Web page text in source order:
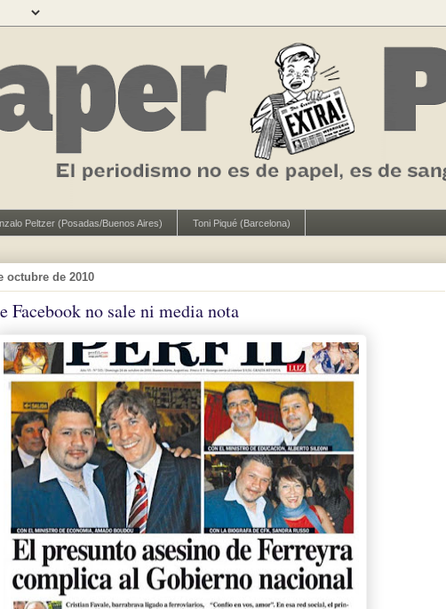
Peltzer (Posadas/Buenos Aires) Toni Piqué (Barcelona)
octubre de 2010
Facebook no sale ni media nota